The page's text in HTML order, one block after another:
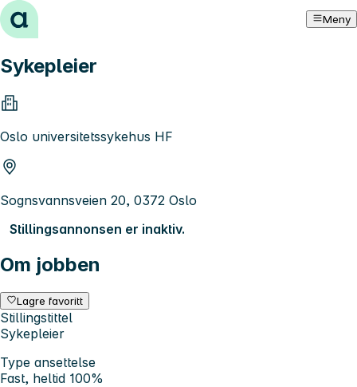
Hopp til innhold Meny
Sykepleier
Oslo universitetssykehus HF
Sognsvannsveien 20, 0372 Oslo
Stillingsannonsen er inaktiv.
Om jobben
Lagre favoritt
Stillingstittel
Sykepleier
Type ansettelse
Fast, heltid 100%